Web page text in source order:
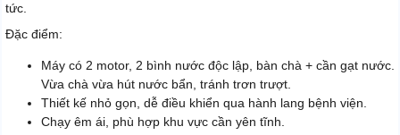
tức.
Đặc điểm:
Máy có 2 motor, 2 bình nước độc lập, bàn chà + cần gạt nước.
Vừa chà vừa hút nước bẩn, tránh trơn trượt.
Thiết kế nhỏ gọn, dễ điều khiển qua hành lang bệnh viện.
Chạy êm ái, phù hợp khu vực cần yên tĩnh.